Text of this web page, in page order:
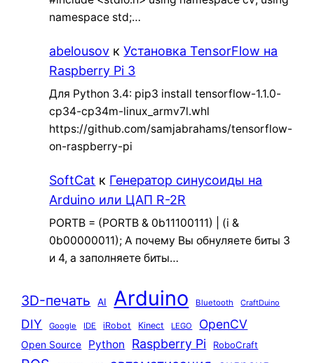
namespace std;…
abelousov кУстановка TensorFlow на
Raspberry Pi 3
Для Python 3.4: pip3 install tensorflow-1.1.0-
cp34-cp34m-linux_armv7l.whl
https://github.com/samjabrahams/tensorflow-
on-raspberry-pi
SoftCat к Генератор синусоиды на
Arduino или ЦАП R-2R
PORTB = (PORTB & 0b11100111) | (i &
0b00000011); А почему Вы обнуляете биты 3
и 4, а заполняете биты…
3D-печать AI Arduino Bluetooth CraftDuino
DIY Google IDE iRobot Kinect LEGO OpenCV
Open Source Python Raspberry Pi RoboCraft